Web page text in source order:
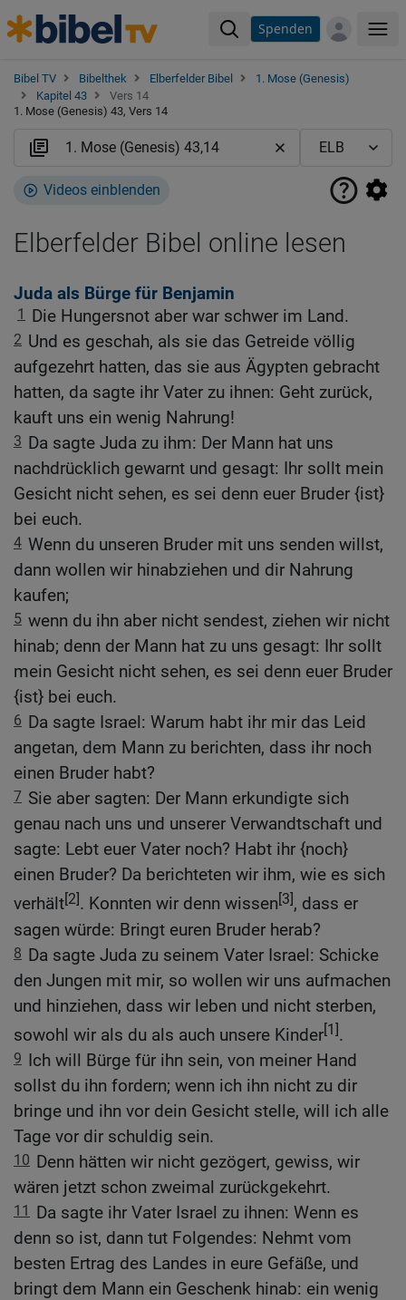
Spenden
Bibel TV Bibelthek Elberfelder Bibel
1. Mose (Genesis)
Kapitel 43
Vers 14
1. Mose (Genesis) 43, Vers 14
Videos einblenden
Elberfelder Bibel online lesen
Juda als Bürge für Benjamin
1 Die Hungersnot aber war schwer im Land.
2 Und es geschah, als sie das Getreide völlig
aufgezehrt hatten, das sie aus Ägypten gebracht
hatten, da sagte ihr Vater zu ihnen: Geht zurück,
kauft uns ein wenig Nahrung!
3 Da sagte Juda zu ihm: Der Mann hat uns
nachdrücklich gewarnt und gesagt: Ihr sollt mein
Gesicht nicht sehen, es sei denn euer Bruder {ist}
bei euch.
4 Wenn du unseren Bruder mit uns senden willst,
dann wollen wir hinabziehen und dir Nahrung
kaufen;
5 wenn du ihn aber nicht sendest, ziehen wir nicht
hinab; denn der Mann hat zu uns gesagt: Ihr sollt
mein Gesicht nicht sehen, es sei denn euer Bruder
{ist} bei euch.
6 Da sagte Israel: Warum habt ihr mir das Leid
angetan, dem Mann zu berichten, dass ihr noch
einen Bruder habt?
7 Sie aber sagten: Der Mann erkundigte sich
genau nach uns und unserer Verwandtschaft und
sagte: Lebt euer Vater noch? Habt ihr {noch}
einen Bruder? Da berichteten wir ihm, wie es sich
verhält[2]. Konnten wir denn wissen[3], dass er
sagen würde: Bringt euren Bruder herab?
8 Da sagte Juda zu seinem Vater Israel: Schicke
den Jungen mit mir, so wollen wir uns aufmachen
und hinziehen, dass wir leben und nicht sterben,
sowohl wir als du als auch unsere Kinder[1].
9 Ich will Bürge für ihn sein, von meiner Hand
sollst du ihn fordern; wenn ich ihn nicht zu dir
bringe und ihn vor dein Gesicht stelle, will ich alle
Tage vor dir schuldig sein.
10 Denn hätten wir nicht gezögert, gewiss, wir
wären jetzt schon zweimal zurückgekehrt.
11 Da sagte ihr Vater Israel zu ihnen: Wenn es
denn so ist, dann tut Folgendes: Nehmt vom
besten Ertrag des Landes in eure Gefäße, und
bringt dem Mann ein Geschenk hinab: ein wenig